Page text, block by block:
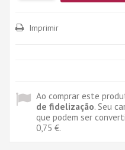
Imprimir
Ao comprar este
de fidelização. Seu
que podem ser
0,75 €.